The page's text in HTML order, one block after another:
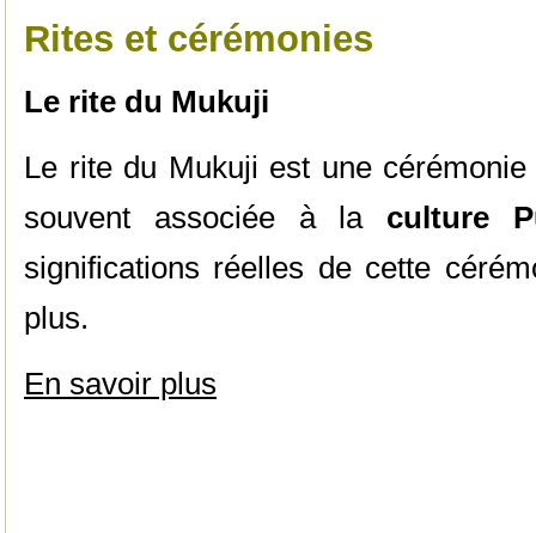
Rites et cérémonies
Le rite du Mukuji
Le rite du Mukuji est une
souvent associée à laculture
significations réelles de cette
plus.
En savoir plus